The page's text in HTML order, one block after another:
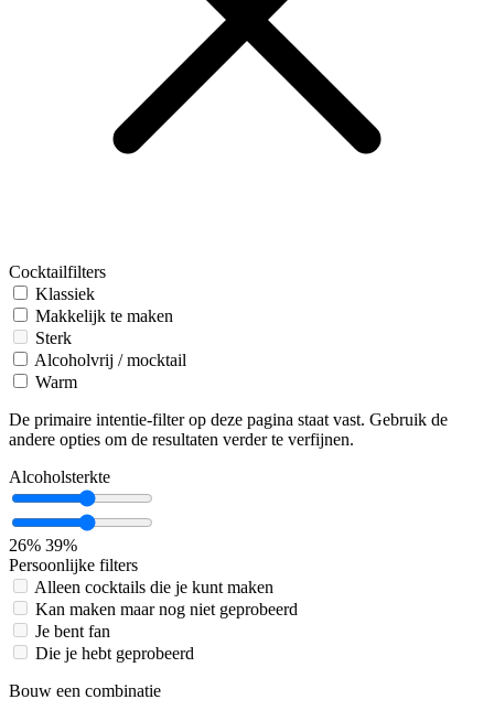
Cocktailfilters
Klassiek
Makkelijk te maken
Sterk
Alcoholvrij / mocktail
Warm
De primaire intentie-filter op deze pagina staat vast. Gebruik de
andere opties om de resultaten verder te verfijnen.
Alcoholsterkte
26% 39%
Persoonlijke filters
Alleen cocktails die je kunt maken
Kan maken maar nog niet geprobeerd
Je bent fan
Die je hebt geprobeerd
Bouw een combinatie